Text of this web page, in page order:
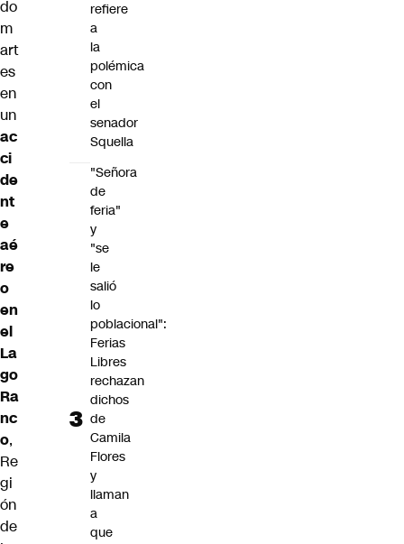
do
m
art
es
en
un
ac
ci
de
nt
e
aé
re
o
en
el
La
go
Ra
nc
o,
Re
gi
ón
de
refiere
a
la
polémica
con
el
senador
Squella
"Señora
de
feria"
y
"se
le
salió
lo
poblacional":
Ferias
Libres
rechazan
dichos
de
Camila
Flores
y
llaman
a
que